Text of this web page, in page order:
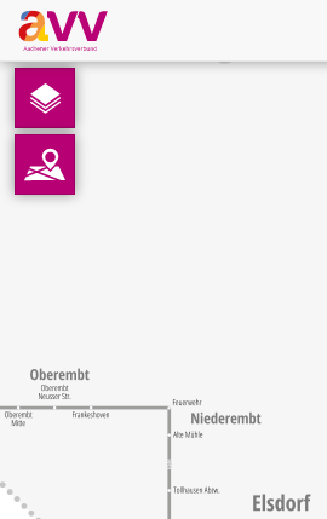
French
Téléchargements
Mentions légales